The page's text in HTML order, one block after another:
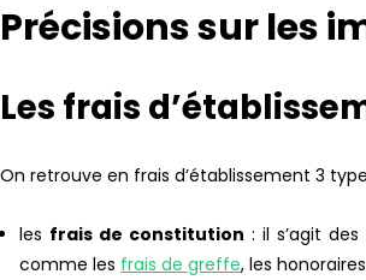
Précisions sur les
Les frais
On retrouve en frais d’établissement 3
les frais de constitution : il s’agit
comme les frais de greffe, les